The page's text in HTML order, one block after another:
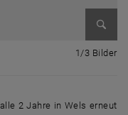
Bild
1/3 Bilder
2 Jahre in Wels erneut